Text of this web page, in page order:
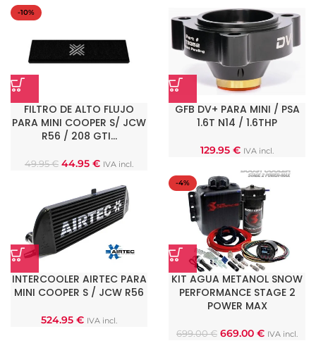
-10%
FILTRO DE ALTO FLUJO
PARA MINI COOPER S/ JCW
R56 / 208 GTI…
49.95€ 44.95 € IVA incl.
GFB DV+ PARA MINI / PSA
1.6T N14 / 1.6THP
129.95 € IVA incl.
INTERCOOLER AIRTEC PARA
MINI COOPER S / JCW R56
524.95 € IVA incl.
-4%
KIT AGUA METANOL SNOW
PERFORMANCE STAGE 2
POWER MAX
699.00€ 669.00 € IVA incl.